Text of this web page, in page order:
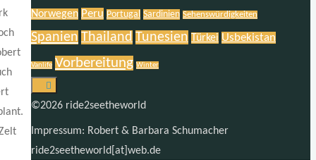
Norwegen Peru Portugal Sardinien Sehenswürdigkeiten
Spanien Thailand Tunesien Türkei Usbekistan
Vanlife Vorbereitung Winter
©2026 ride2seetheworld
Impressum: Robert & Barbara Schumacher
ride2seetheworld[at]web.de